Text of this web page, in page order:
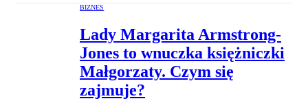
BIZNES
Lady Margarita Armstrong-
Jones to wnuczka księżniczki
Małgorzaty. Czym się
zajmuje?